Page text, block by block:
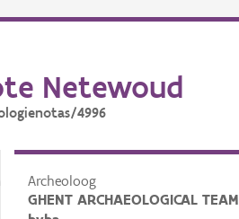
Netewoud
4996
Archeoloog
GHENT ARCHAEOLOGICAL TEAM